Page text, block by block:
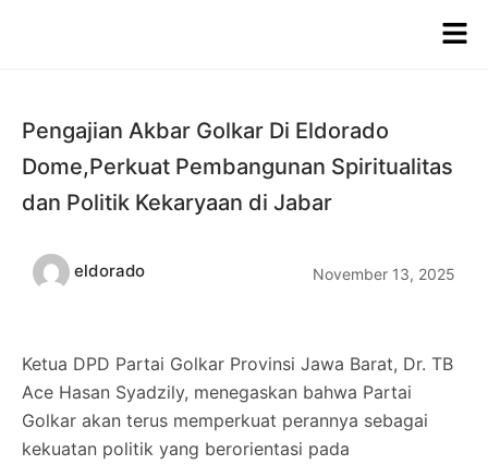
Pengajian Akbar Golkar Di Eldorado
Dome,Perkuat Pembangunan Spiritualitas
dan Politik Kekaryaan di Jabar
eldorado November 13, 2025
Ketua DPD Partai Golkar Provinsi Jawa Barat, Dr. TB
Ace Hasan Syadzily, menegaskan bahwa Partai
Golkar akan terus memperkuat perannya sebagai
kekuatan politik yang berorientasi pada